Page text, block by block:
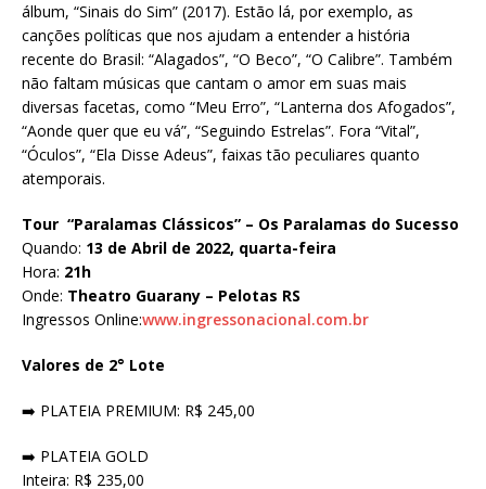
álbum, “Sinais do Sim” (2017). Estão lá, por exemplo, as
canções políticas que nos ajudam a entender a história
recente do Brasil: “Alagados”, “O Beco”, “O Calibre”. Também
não faltam músicas que cantam o amor em suas mais
diversas facetas, como “Meu Erro”, “Lanterna dos Afogados”,
“Aonde quer que eu vá”, “Seguindo Estrelas”. Fora “Vital”,
“Óculos”, “Ela Disse Adeus”, faixas tão peculiares quanto
atemporais.
Tour “Paralamas Clássicos” – Os Paralamas do Sucesso
Quando: 13 de Abril de 2022, quarta-feira
Hora: 21h
Onde: Theatro Guarany – Pelotas RS
Ingressos Online:www.ingressonacional.com.br
Valores de 2° Lote
➡️ PLATEIA PREMIUM: R$ 245,00
➡️ PLATEIA GOLD
Inteira: R$ 235,00